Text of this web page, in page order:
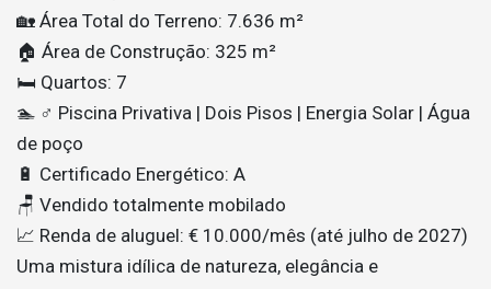
🏡 Área Total do Terreno: 7.636 m²
🏠 Área de Construção: 325 m²
🛏️ Quartos: 7
🏊 ♂️ Piscina Privativa | Dois Pisos | Energia Solar | Água
de poço
🔋 Certificado Energético: A
🪑 Vendido totalmente mobilado
📈 Renda de aluguel: € 10.000/mês (até julho de 2027)
Uma mistura idílica de natureza, elegância e